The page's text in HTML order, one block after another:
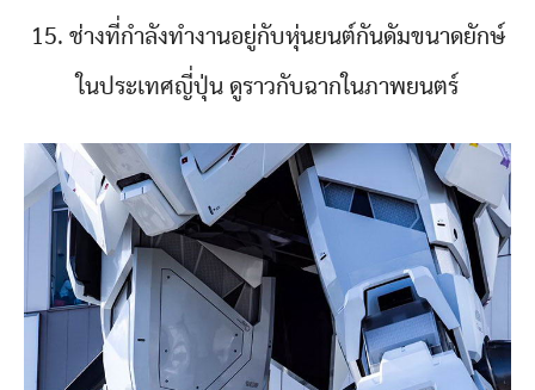
15. ช่างที่กำลังทำงานอยู่กับหุ่นยนต์กันดัมขนาดยักษ์
ในประเทศญี่ปุ่น ดูราวกับฉากในภาพยนตร์